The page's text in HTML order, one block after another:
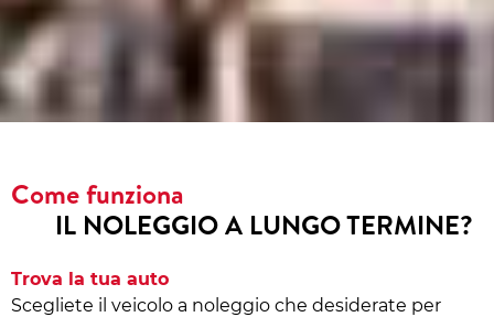
Come funziona
IL NOLEGGIO A LUNGO TERMINE?
Trova la tua auto
Scegliete il veicolo a noleggio che desiderate per